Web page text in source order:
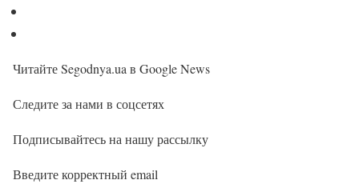
Читайте Segodnya.ua в Google News
Следите за нами в соцсетях
Подписывайтесь на нашу рассылку
Введите корректный email